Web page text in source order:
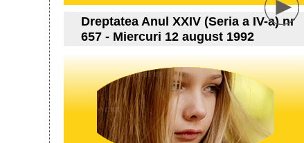
Dreptatea Anul XXIV (Seria a IV-a) nr
657 - Miercuri 12 august 1992